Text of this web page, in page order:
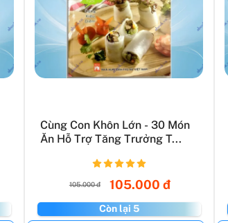
Cùng Con Khôn Lớn - 30 Món
Ăn Hỗ Trợ Tăng Trưởng T...
105.000 đ 105.000 đ
Còn lại 5